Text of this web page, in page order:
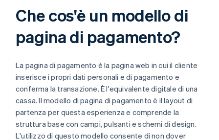
Che cos'è un modello di
pagina di pagamento?
La pagina di pagamento è la pagina web in cui il cliente
inserisce i propri dati personali e di pagamento e
conferma la transazione. È l'equivalente digitale di una
cassa. Il modello di pagina di pagamento è il layout di
partenza per questa esperienza e comprende la
struttura base con campi, pulsanti e schemi di design.
L'utilizzo di questo modello consente di non dover